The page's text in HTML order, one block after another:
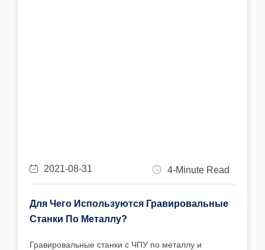
2021-08-31 4-Minute Read
Для Чего Используются Гравировальные
Станки По Металлу?
Гравировальные станки с ЧПУ по металлу и